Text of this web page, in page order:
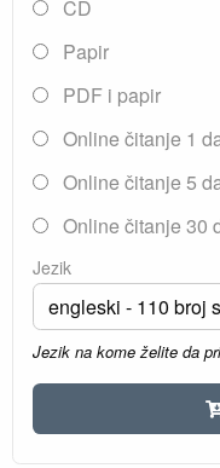
CD
Papir
PDF i papir
Online čitanje 1
Online čitanje 5
Online čitanje 30
Jezik
Jezik na kome želite da